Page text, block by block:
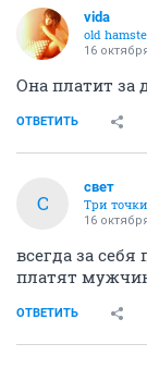
vida
old
16
Она платит за
ОТВЕТИТЬ
С
свет
Три точки
16
всегда за
платят
ОТВЕТИТЬ